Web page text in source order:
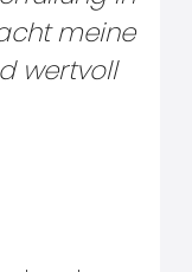
meine
wertvoll